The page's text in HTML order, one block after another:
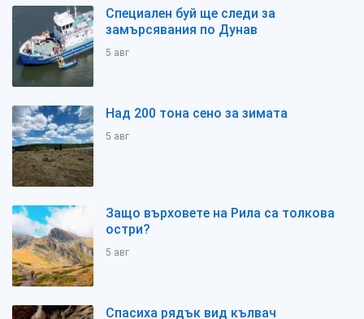
Специален буй ще следи за
замърсявания по Дунав
5 авг
Над 200 тона сено за зимата
5 авг
Защо върховете на Рила са толкова
остри?
5 авг
Спасиха рядък вид кълвач